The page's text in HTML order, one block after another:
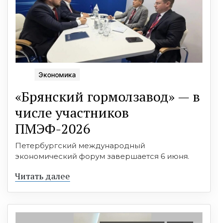
Экономика
«Брянский гормолзавод» — в
числе участников
ПМЭФ-2026
Петербургский международный
экономический форум завершается 6 июня.
Читать далее